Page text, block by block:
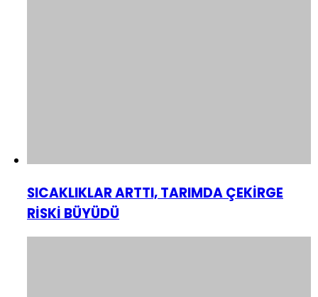
SICAKLIKLAR ARTTI, TARIMDA ÇEKİRGE
RİSKİ BÜYÜDÜ